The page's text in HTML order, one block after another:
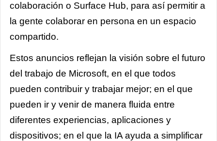
colaboración o Surface Hub, para así permitir a
la gente colaborar en persona en un espacio
compartido.
Estos anuncios reflejan la visión sobre el futuro
del trabajo de Microsoft, en el que todos
pueden contribuir y trabajar mejor; en el que
pueden ir y venir de manera fluida entre
diferentes experiencias, aplicaciones y
dispositivos; en el que la IA ayuda a simplificar